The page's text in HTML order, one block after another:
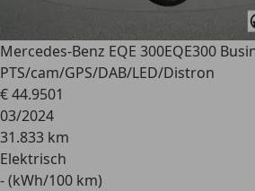
Mercedes-Benz EQE 300EQE300
PTS/cam/GPS/DAB/LED/Distron
€ 44.9501
03/2024
31.833 km
Elektrisch
- (kWh/100 km)